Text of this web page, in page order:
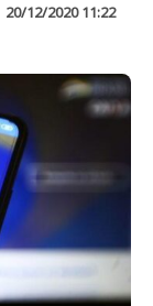
20/12/2020 11:22